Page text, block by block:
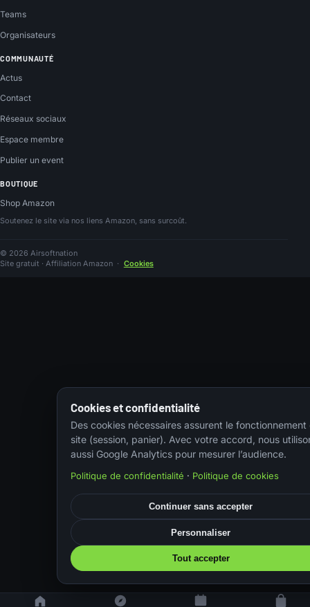
Teams
Organisateurs
COMMUNAUTÉ
Actus
Contact
Réseaux sociaux
Espace membre
Publier un event
BOUTIQUE
Shop Amazon
Soutenez le site via nos liens Amazon, sans surcoût.
© 2026 Airsoftnation
Site gratuit · Affiliation Amazon · Cookies
Cookies et confidentialité
Des cookies nécessaires assurent le fonctionnement
site (session, panier). Avec votre accord, nous
aussi Google Analytics pour mesurer l’audience.
Politique de confidentialité · Politique de cookies
Continuer sans accepter
Personnaliser
Tout accepter